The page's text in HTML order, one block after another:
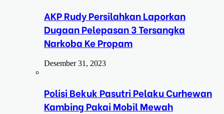
AKP Rudy Persilahkan Laporkan
Dugaan Pelepasan 3 Tersangka
Narkoba Ke Propam
Desember 31, 2023
Polisi Bekuk Pasutri Pelaku Curhewan
Kambing Pakai Mobil Mewah